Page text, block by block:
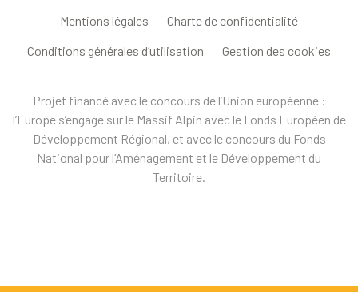
Mentions légales Charte de confidentialité
Conditions générales d’utilisation Gestion des cookies
Projet financé avec le concours de l’Union européenne :
l’Europe s’engage sur le Massif Alpin avec le Fonds Européen de
Développement Régional, et avec le concours du Fonds
National pour l’Aménagement et le Développement du
Territoire.